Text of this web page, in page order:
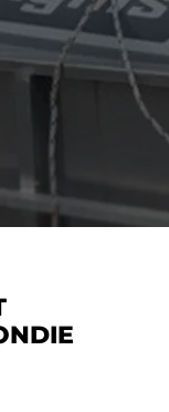
AGILIS 360D